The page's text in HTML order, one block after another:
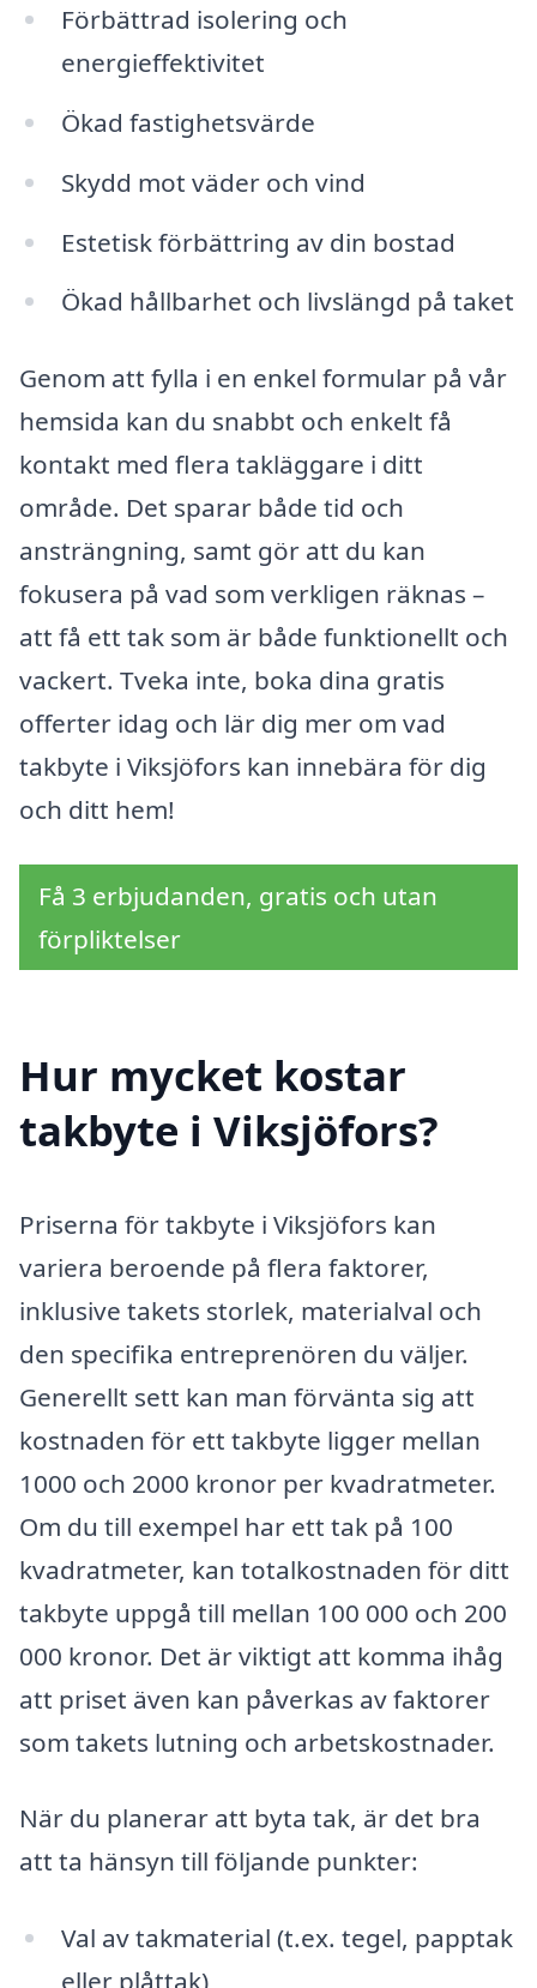
Förbättrad isolering och
energieffektivitet
Ökad fastighetsvärde
Skydd mot väder och vind
Estetisk förbättring av din bostad
Ökad hållbarhet och livslängd på taket
Genom att fylla i en enkel formular på vår
hemsida kan du snabbt och enkelt få
kontakt med flera takläggare i ditt
område. Det sparar både tid och
ansträngning, samt gör att du kan
fokusera på vad som verkligen räknas –
att få ett tak som är både funktionellt och
vackert. Tveka inte, boka dina gratis
offerter idag och lär dig mer om vad
takbyte i Viksjöfors kan innebära för dig
och ditt hem!
Få 3 erbjudanden, gratis och utan
förpliktelser
Hur mycket kostar
takbyte i Viksjöfors?
Priserna för takbyte i Viksjöfors kan
variera beroende på flera faktorer,
inklusive takets storlek, materialval och
den specifika entreprenören du väljer.
Generellt sett kan man förvänta sig att
kostnaden för ett takbyte ligger mellan
1000 och 2000 kronor per kvadratmeter.
Om du till exempel har ett tak på 100
kvadratmeter, kan totalkostnaden för ditt
takbyte uppgå till mellan 100 000 och 200
000 kronor. Det är viktigt att komma ihåg
att priset även kan påverkas av faktorer
som takets lutning och arbetskostnader.
När du planerar att byta tak, är det bra
att ta hänsyn till följande punkter:
Val av takmaterial (t.ex. tegel, papptak
eller plåttak)